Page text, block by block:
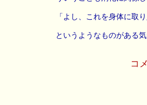
「よし、これを身体に取り
というようなものがある気
コ